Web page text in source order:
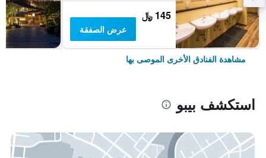
145 ﷼
عرض الصفقة
مشاهدة الفنادق الأخرى الموصى بها
استكشف بيبو